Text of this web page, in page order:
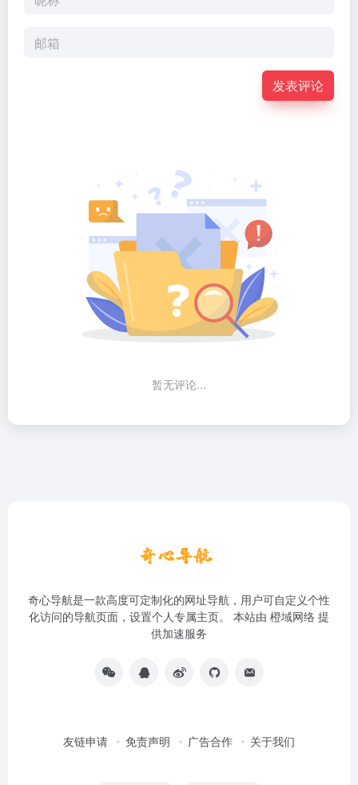
发表评论
暂无评论...
奇心导航是一款高度可定制化的网址导航，用户可自定义个性
化访问的导航页面，设置个人专属主页。 本站由 橙域网络 提
供加速服务
友链申请 免责声明 广告合作 关于我们